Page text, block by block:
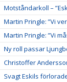
Motståndarkoll –
Martin Pringle: ”Vi
Martin Pringle: ”Vi
Ny roll passar
Christoffer
Svagt Eskils